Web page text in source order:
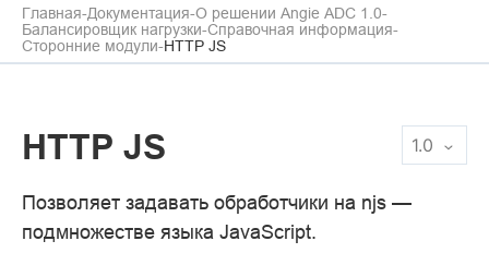
Главная Документация О решении Angie ADC 1.0
Балансировщик нагрузки Справочная информация
Сторонние модули HTTP JS
1.0
HTTP JS
Позволяет задавать обработчики на njs —
подмножестве языка JavaScript.